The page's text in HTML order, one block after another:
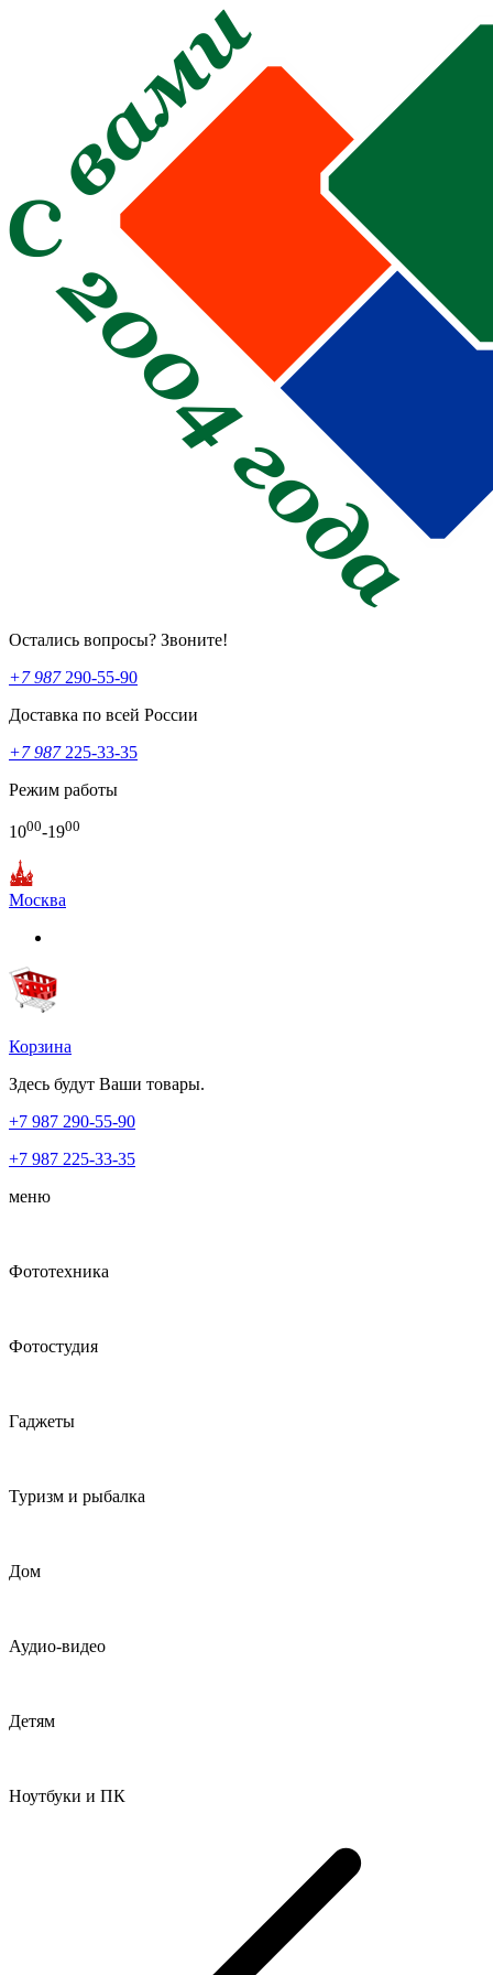
Остались вопросы? Звоните!
+7 987290-55-90
Доставка по всей России
+7 987225-33-35
Режим работы
1000-1900
Москва
Корзина
Здесь будут Ваши товары.
+7 987 290-55-90
+7 987 225-33-35
меню
Фототехника
Фотостудия
Гаджеты
Туризм и рыбалка
Дом
Аудио-видео
Детям
Ноутбуки и ПК